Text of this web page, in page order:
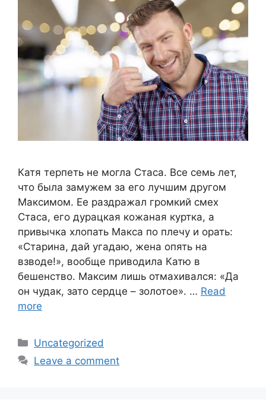
Катя терпеть не могла Стаса. Все семь лет,
что была замужем за его лучшим другом
Максимом. Ее раздражал громкий смех
Стаса, его дурацкая кожаная куртка, а
привычка хлопать Макса по плечу и орать:
«Старина, дай угадаю, жена опять на
взводе!», вообще приводила Катю в
бешенство. Максим лишь отмахивался: «Да
он чудак, зато сердце – золотое». … Read
more
Categories
Uncategorized
Leave a comment